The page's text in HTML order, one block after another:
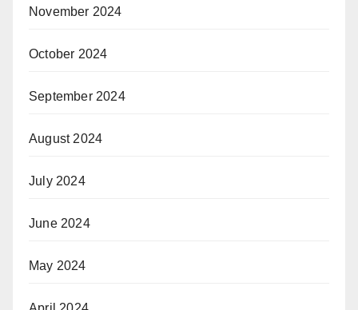
November 2024
October 2024
September 2024
August 2024
July 2024
June 2024
May 2024